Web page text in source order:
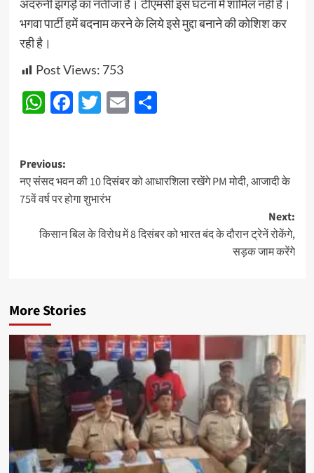
अंदरुनी झगड़े का नतीजा है। टीएमसी इस घटना में शामिल नहीं है।
भगवा पार्टी हमें बदनाम करने के लिये इसे मुद्दा बनाने की कोशिश कर
रही है।
Post Views: 753
WhatsApp
Facebook
Twitter
EmailShare
Post
navigation
Previous:
नए संसद भवन की 10 दिसंबर को आधारशिला रखेंगे PM मोदी, आजादी के
75वें वर्ष पर होगा शुभारंभ
Next:
किसान बिल के विरोध में 8 दिसंबर को भारत बंद के दौरान ट्रेनें रोकेंगे,
सड़क जाम करेंगे
More Stories